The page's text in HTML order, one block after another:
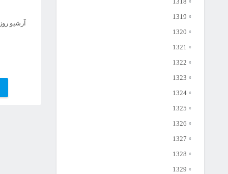
آرشیو
1319
1320
1321
1322
1323
1324
1325
1326
1327
1328
1329